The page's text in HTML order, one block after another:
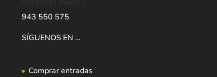
943 550 575
SÍGUENOS EN …
Comprar entradas